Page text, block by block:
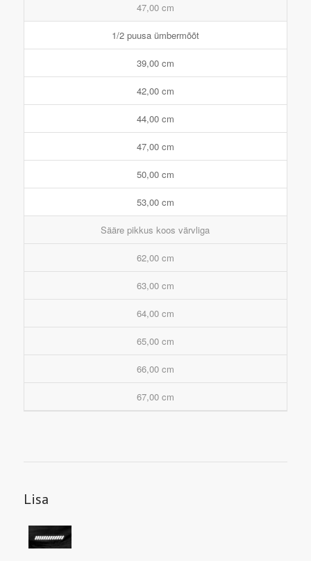
47,00 cm
1/2 puusa ümbermõõt
39,00 cm
42,00 cm
44,00 cm
47,00 cm
50,00 cm
53,00 cm
Sääre pikkus koos värvliga
62,00 cm
63,00 cm
64,00 cm
65,00 cm
66,00 cm
67,00 cm
Lisa